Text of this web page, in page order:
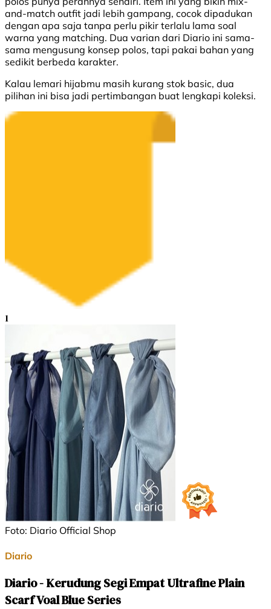
and-match outfit jadi lebih gampang, cocok dipadukan
dengan apa saja tanpa perlu pikir terlalu lama soal
warna yang matching. Dua varian dari Diario ini sama-
sama mengusung konsep polos, tapi pakai bahan yang
sedikit berbeda karakter.
Kalau lemari hijabmu masih kurang stok basic, dua
pilihan ini bisa jadi pertimbangan buat lengkapi koleksi.
1
Foto: Diario Official Shop
Diario
Diario - Kerudung Segi Empat Ultrafine Plain
Scarf Voal Blue Series